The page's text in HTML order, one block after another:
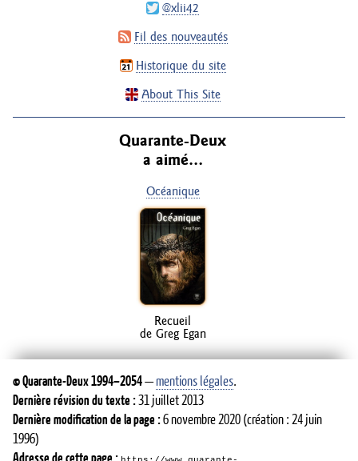
@xlii42
Fil des nouveautés
Historique du site
About This Site
Quarante-Deux
a aimé…
Océanique
Recueil
de Greg Egan
©Quarante-Deux1994–2054—mentions légales.
Dernière révision du texte :31 juillet 2013
Dernière modification de la page :6 novembre 2020 (création : 24 juin
1996)